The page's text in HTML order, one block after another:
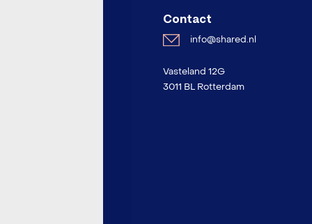
Contact
info@shared.nl
Vasteland 12G
3011 BL Rotterdam